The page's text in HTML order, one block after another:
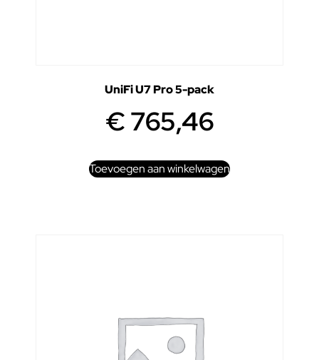
UniFi U7 Pro 5-pack
€765,46
Toevoegen aan winkelwagen